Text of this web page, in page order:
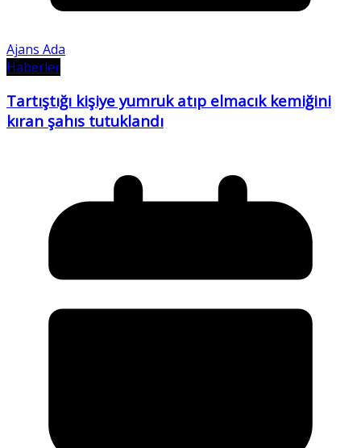
Ajans Ada
Haberler
Tartıştığı kişiye yumruk atıp elmacık kemiğini
kıran şahıs tutuklandı